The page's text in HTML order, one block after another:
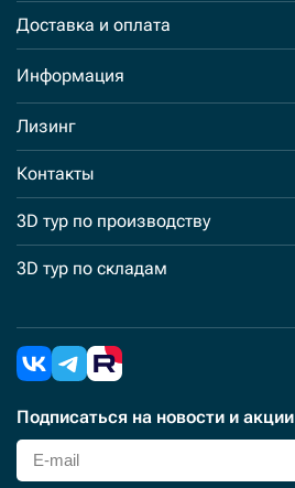
Доставка и оплата
Информация
Лизинг
Контакты
3D тур по производству
3D тур по складам
Подписаться на новости и акции